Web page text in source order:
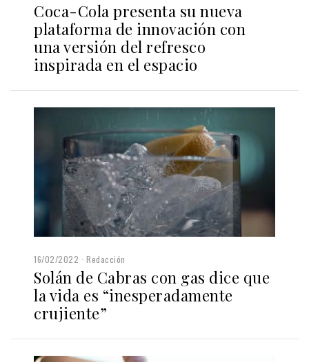
Coca-Cola presenta su nueva
plataforma de innovación con
una versión del refresco
inspirada en el espacio
16/02/2022 Redacción
Solán de Cabras con gas dice que
la vida es “inesperadamente
crujiente”